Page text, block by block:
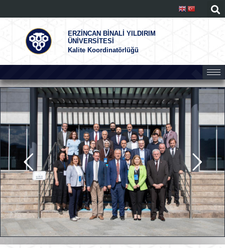
ERZİNCAN BİNALİ YILDIRIM
ÜNİVERSİTESİ
Kalite Koordinatörlüğü